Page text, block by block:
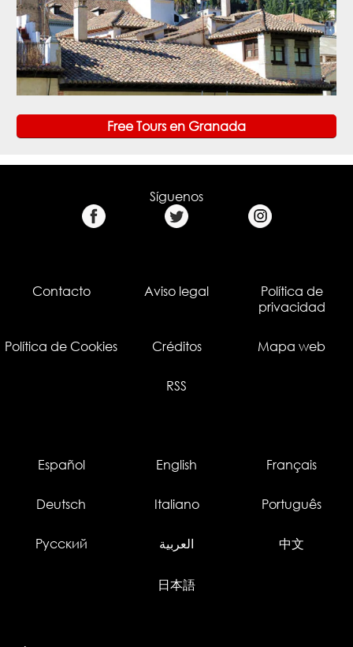
Free Tours en Granada
Síguenos
Contacto Aviso legal
Política de
privacidad
Política de Cookies Créditos Mapa web
RSS
Español English Français
Deutsch Italiano Português
Русский العربية 中文
日本語